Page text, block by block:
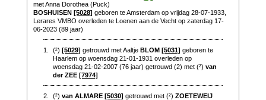
met Anna Dorothea (Puck)
BOSHUISEN [5028] geboren te Amsterdam op vrijdag 28-07-1933,
Lerares VMBO overleden te Loenen aan de Vecht op zaterdag 17-
06-2023 (89 jaar)
1. (²)[5029] getrouwd met AaltjeBLOM [5031] geboren te
Haarlem op woensdag 21-01-1931 overleden op
woensdag 21-02-2007 (76 jaar) getrouwd (2) met (²)van
der ZEE [7974]
2. (²)van ALMARE [5030] getrouwd met (²)ZOETEWEIJ